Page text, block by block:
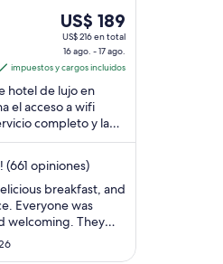
Del
16
ago
al
17
ago,
el
por
noche
es
de
US$ 189
US$ 216 en total
16 ago. - 17 ago.
impuestos y cargos incluidos
hotel de lujo en
el acceso a wifi
completo y la
Nuestros
(661 opiniones)
breakfast, and
Everyone was
welcoming. They
to speak Italian
I’m only starting to